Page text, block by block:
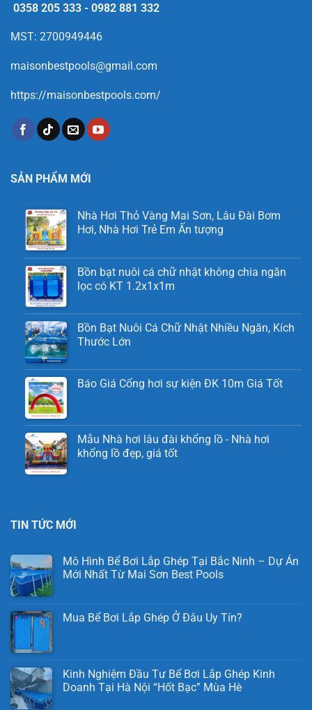
0358 205 333 - 0982 881 332
MST: 2700949446
maisonbestpools@gmail.com
https://maisonbestpools.com/
SẢN PHẨM MỚI
Nhà Hơi Thỏ Vàng Mai Sơn, Lâu Đài Bơm
Hơi, Nhà Hơi Trẻ Em Ấn tượng
Bồn bạt nuôi cá chữ nhật không chia ngăn
lọc có KT 1.2x1x1m
Bồn Bạt Nuôi Cá Chữ Nhật Nhiều Ngăn, Kích
Thước Lớn
Báo Giá Cổng hơi sự kiện ĐK 10m Giá Tốt
Mẫu Nhà hơi lâu đài khổng lồ - Nhà hơi
khổng lồ đẹp, giá tốt
TIN TỨC MỚI
Mô Hình Bể Bơi Lắp Ghép Tại Bắc Ninh – Dự Án
Mới Nhất Từ Mai Sơn Best Pools
Mua Bể Bơi Lắp Ghép Ở Đâu Uy Tín?
Kinh Nghiệm Đầu Tư Bể Bơi Lắp Ghép Kinh
Doanh Tại Hà Nội “Hốt Bạc” Mùa Hè